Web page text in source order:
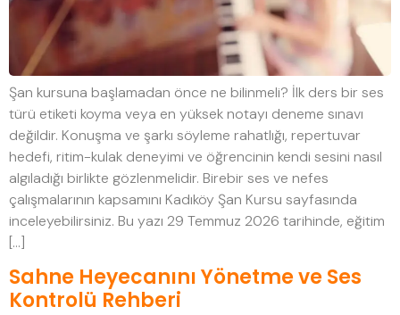
Şan kursuna başlamadan önce ne bilinmeli? İlk ders bir ses
türü etiketi koyma veya en yüksek notayı deneme sınavı
değildir. Konuşma ve şarkı söyleme rahatlığı, repertuvar
hedefi, ritim-kulak deneyimi ve öğrencinin kendi sesini nasıl
algıladığı birlikte gözlenmelidir. Birebir ses ve nefes
çalışmalarının kapsamını Kadıköy Şan Kursu sayfasında
inceleyebilirsiniz. Bu yazı 29 Temmuz 2026 tarihinde, eğitim
[…]
Sahne Heyecanını Yönetme ve Ses
Kontrolü Rehberi